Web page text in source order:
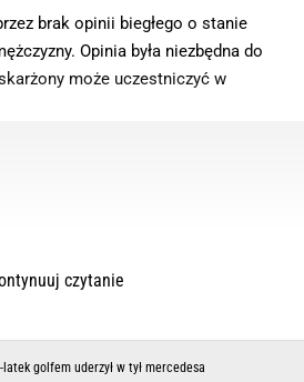
brak opinii biegłego o stanie
Opinia była niezbędna do
może uczestniczyć w
czytanie
latek golfem uderzył w tył mercedesa